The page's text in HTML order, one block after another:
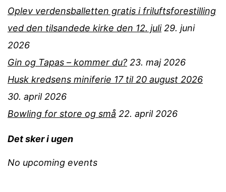
Oplev verdensballetten gratis i friluftsforestilling
ved den tilsandede kirke den 12. juli 29. juni
2026
Gin og Tapas – kommer du? 23. maj 2026
Husk kredsens miniferie 17 til 20 august 2026
30. april 2026
Bowling for store og små 22. april 2026
Det sker i ugen
No upcoming events